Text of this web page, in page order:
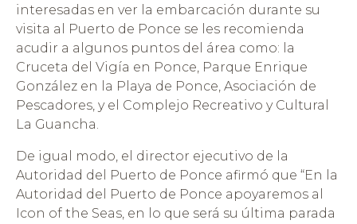
interesadas en ver la embarcación durante su
visita al Puerto de Ponce se les recomienda
acudir a algunos puntos del área como: la
Cruceta del Vigía en Ponce, Parque Enrique
González en la Playa de Ponce, Asociación de
Pescadores, y el Complejo Recreativo y Cultural
La Guancha.
De igual modo, el director ejecutivo de la
Autoridad del Puerto de Ponce afirmó que “En la
Autoridad del Puerto de Ponce apoyaremos al
Icon of the Seas, en lo que será su última parada